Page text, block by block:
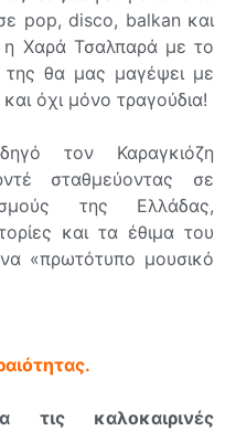
pop, disco, balkan και
η Χαρά Τσαλπαρά με το
θα μας μαγέψει με
όχι μόνο τραγούδια!
τον Καραγκιόζη
σταθμεύοντας σε
της Ελλάδας,
και τα έθιμα του
«πρωτότυπο μουσικό
τις καλοκαιρινές